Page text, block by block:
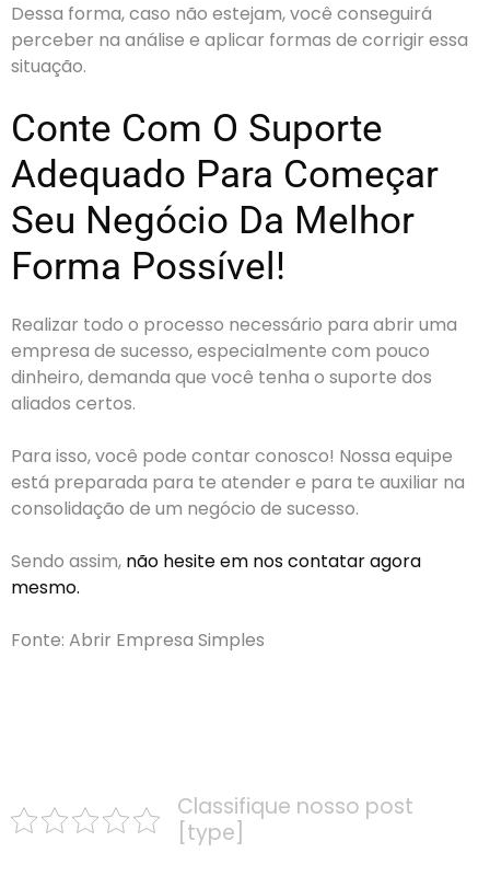
Dessa forma, caso não estejam, você conseguirá
perceber na análise e aplicar formas de corrigir essa
situação.
Conte Com O Suporte
Adequado Para Começar
Seu Negócio Da Melhor
Forma Possível!
Realizar todo o processo necessário para abrir uma
empresa de sucesso, especialmente com pouco
dinheiro, demanda que você tenha o suporte dos
aliados certos.
Para isso, você pode contar conosco! Nossa equipe
está preparada para te atender e para te auxiliar na
consolidação de um negócio de sucesso.
Sendo assim, não hesite em nos contatar agora
mesmo.
Fonte: Abrir Empresa Simples
Classifique nosso post
[type]